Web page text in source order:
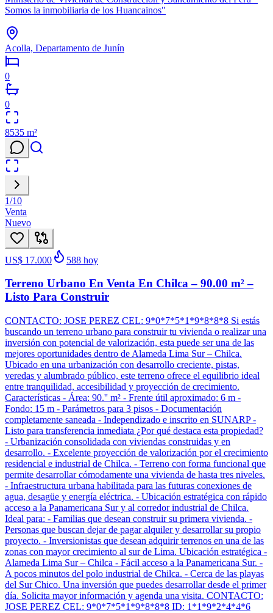
Somos la inmobiliaria de los Huancainos"
Acolla, Departamento de Junín
0
0
8535 m²
1/10
Venta
Nuevo
US$ 17.000 588 hoy
Terreno Urbano En Venta En Chilca – 90.00 m² –
Listo Para Construir
CONTACTO: JOSE PEREZ CEL: 9*0*7*5*1*9*8*8*8 Si estás
buscando un terreno urbano para construir tu vivienda o realizar una
inversión con potencial de valorización, esta puede ser una de las
mejores oportunidades dentro de Alameda Lima Sur – Chilca.
Ubicado en una urbanización con desarrollo creciente, pistas,
veredas y alumbrado público, este terreno ofrece el equilibrio ideal
entre tranquilidad, accesibilidad y proyección de crecimiento.
Características - Área: 90.'' m² - Frente útil aproximado: 6 m -
Fondo: 15 m - Parámetros para 3 pisos - Documentación
completamente saneada - Independizado e inscrito en SUNARP -
Listo para transferencia inmediata ¿Por qué destaca esta propiedad?
- Urbanización consolidada con viviendas construidas y en
desarrollo. - Excelente proyección de valorización por el crecimiento
residencial e industrial de Chilca. - Terreno con forma funcional que
permite desarrollar cómodamente una vivienda de hasta tres niveles.
- Infraestructura urbana habilitada para las futuras conexiones de
agua, desagüe y energía eléctrica. - Ubicación estratégica con rápido
acceso a la Panamericana Sur y al corredor industrial de Chilca.
Ideal para: - Familias que desean construir su primera vivienda. -
Personas que buscan dejar de pagar alquiler y desarrollar su propio
proyecto. - Inversionistas que desean adquirir terrenos en una de las
zonas con mayor crecimiento al sur de Lima. Ubicación estratégica -
Alameda Lima Sur – Chilca - Fácil acceso a la Panamericana Sur. -
A pocos minutos del polo industrial de Chilca. - Cerca de las playas
del Sur Chico. Una inversión que puedes desarrollar desde el primer
día. Solicita mayor información y agenda una visita. CONTACTO:
JOSE PEREZ CEL: 9*0*7*5*1*9*8*8*8 ID: 1*1*9*2*4*4*6